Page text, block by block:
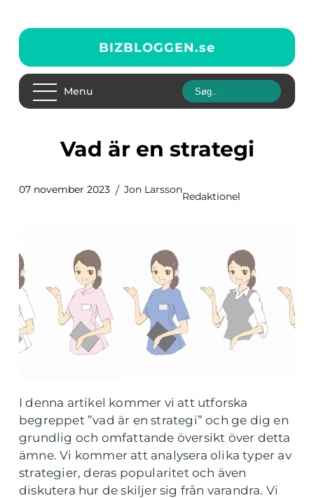
BIZBLOGGEN.se
Menu
Vad är en strategi
07 november 2023 Jon Larsson
Redaktionel
I denna artikel kommer vi att utforska
begreppet ”vad är en strategi” och ge dig en
grundlig och omfattande översikt över detta
ämne. Vi kommer att analysera olika typer av
strategier, deras popularitet och även
diskutera hur de skiljer sig från varandra. Vi